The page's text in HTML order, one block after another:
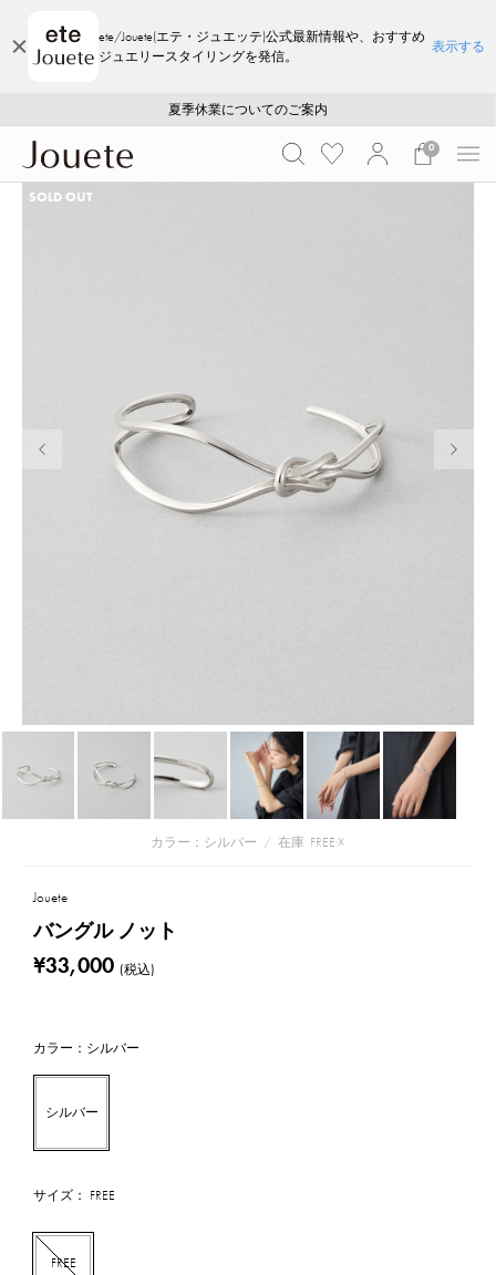
ete/Jouete(エテ・ジュエッテ)公式最新情報や、おすすめ
ジュエリースタイリングを発信。
表示する
採用のご案内
ご注文いただいたお品物のお届け状況について
夏季休業についてのご案内
WEB LIMITED ITEMS >>
採用のご案内
ご注文いただいたお品物のお届け状況について
0
カラー：シルバー / 在庫 FREE:☓
SOLD OUT
Jouete
バングル ノット
¥33,000 (税込)
カラー：シルバー
シルバー
サイズ： FREE
FREE